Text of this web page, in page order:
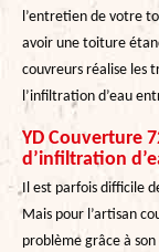
l’entretien de votre
avoir une toiture
couvreurs réalise les
l’infiltration d’eau
YD Couverture
d’infiltration
Il est parfois difficile
Mais pour l’artisan
problème grâce à